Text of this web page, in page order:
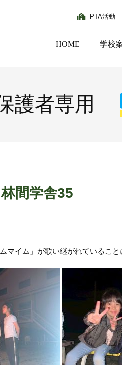
PTA活動
HOME 学校
護者専用
間学舎35
マイム」が歌い継がれていること